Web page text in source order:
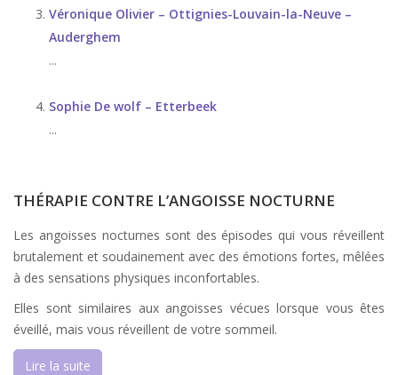
Véronique Olivier – Ottignies-Louvain-la-Neuve –
Auderghem
...
Sophie De wolf – Etterbeek
...
THÉRAPIE CONTRE L’ANGOISSE NOCTURNE
Les angoisses nocturnes sont des épisodes qui vous réveillent
brutalement et soudainement avec des émotions fortes, mêlées
à des sensations physiques inconfortables.
Elles sont similaires aux angoisses vécues lorsque vous êtes
éveillé, mais vous réveillent de votre sommeil.
Lire la suite